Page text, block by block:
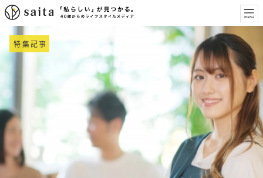
特集記事